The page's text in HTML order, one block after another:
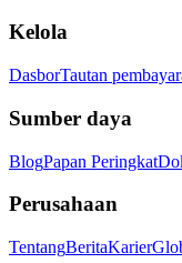
Kelola
DasborTautan
Sumber daya
BlogPapan Peringkat
Perusahaan
TentangBeritaKarier